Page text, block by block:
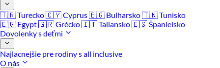
🇹🇷 Turecko🇨🇾 Cyprus🇧🇬 Bulharsko🇹🇳 Tunisko
🇪🇬 Egypt🇬🇷 Grécko🇮🇹 Taliansko🇪🇸 Španielsko
Dovolenky s deťmi
Najlacnejšie pre rodiny s all inclusive
O nás